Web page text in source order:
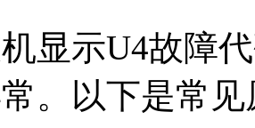
示U4故障代
。以下是常